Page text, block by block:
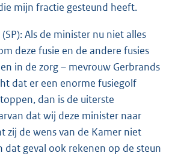
mijn fractie gesteund heeft.
(SP): Als de minister nu niet alles
deze fusie en de andere fusies
in de zorg – mevrouw Gerbrands
dat er een enorme fusiegolf
dan is de uiterste
dat wij deze minister naar
zij de wens van de Kamer niet
dat geval ook rekenen op de steun